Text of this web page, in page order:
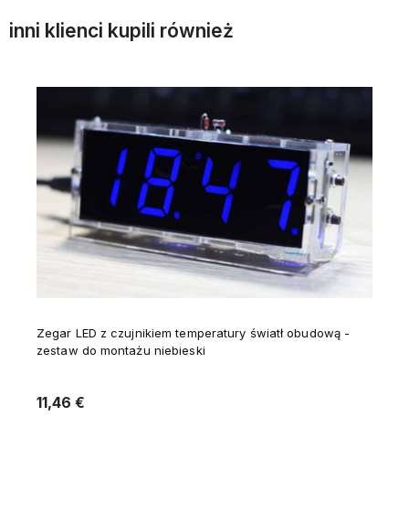
inni klienci kupili również
Zegar LED z czujnikiem temperatury światł obudową -
zestaw do montażu niebieski
11,46 €